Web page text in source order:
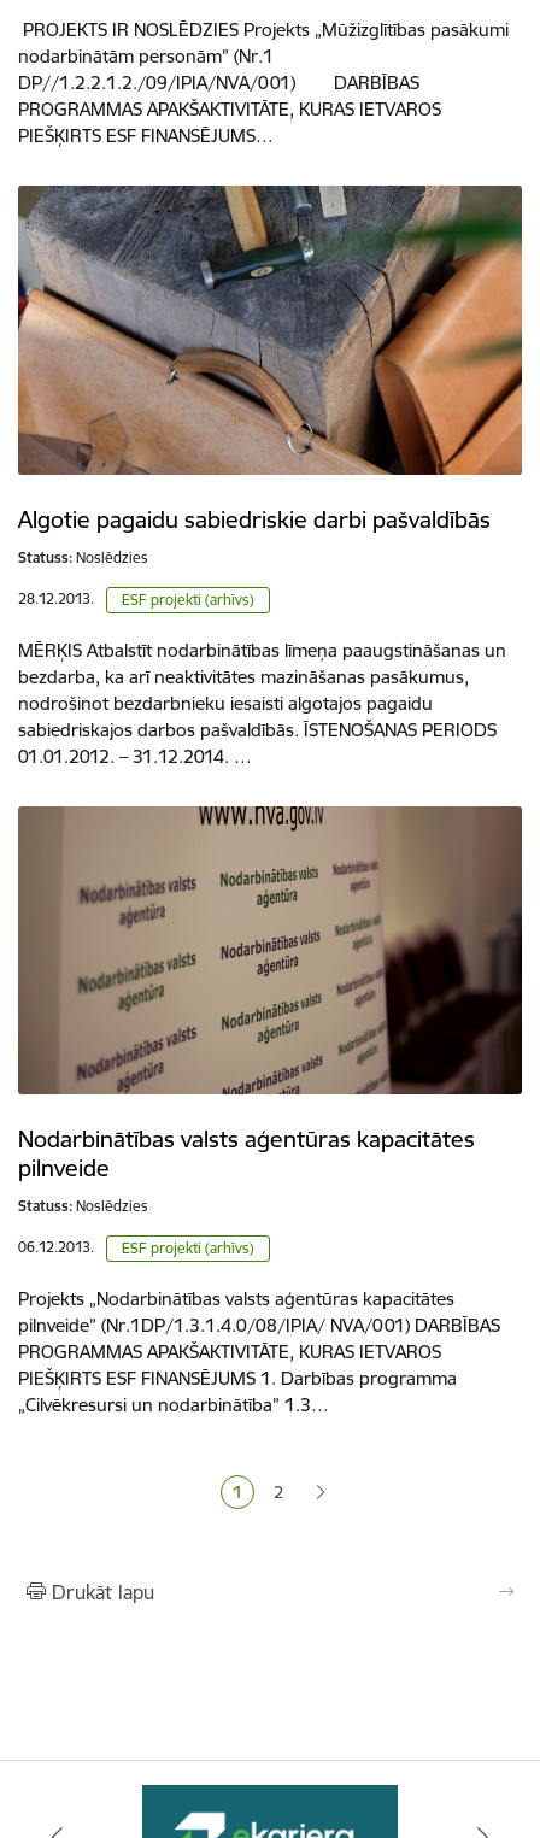
PROJEKTS IR NOSLĒDZIES Projekts „Mūžizglītības pasākumi
nodarbinātām personām” (Nr.1
DP//1.2.2.1.2./09/IPIA/NVA/001) DARBĪBAS
PROGRAMMAS APAKŠAKTIVITĀTE, KURAS IETVAROS
PIEŠĶIRTS ESF FINANSĒJUMS…
Algotie pagaidu sabiedriskie darbi pašvaldībās
Statuss: Noslēdzies
28.12.2013. ESF projekti (arhīvs)
MĒRĶIS Atbalstīt nodarbinātības līmeņa paaugstināšanas un
bezdarba, ka arī neaktivitātes mazināšanas pasākumus,
nodrošinot bezdarbnieku iesaisti algotajos pagaidu
sabiedriskajos darbos pašvaldībās. ĪSTENOŠANAS PERIODS
01.01.2012. – 31.12.2014. …
Nodarbinātības valsts aģentūras kapacitātes
pilnveide
Statuss: Noslēdzies
06.12.2013. ESF projekti (arhīvs)
Projekts „Nodarbinātības valsts aģentūras kapacitātes
pilnveide” (Nr.1DP/1.3.1.4.0/08/IPIA/ NVA/001) DARBĪBAS
PROGRAMMAS APAKŠAKTIVITĀTE, KURAS IETVAROS
PIEŠĶIRTS ESF FINANSĒJUMS 1. Darbības programma
„Cilvēkresursi un nodarbinātība” 1.3…
Pašreizējā lapa
1 Lapa
2
Drukāt lapu